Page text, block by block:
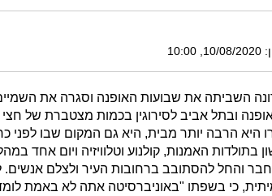
ובתל אביב לסירוגין בכמות מצטברת של
היא הרבה יותר מבית, היא גם המקום שבו
בתולדות האמנות, קולנוע וטלוויזיה ויום אחד
והחל להסתובב ברחובות העיר ולצלם אנשים.
כי בשפתו "באוניברסיטה אתה לא באמת